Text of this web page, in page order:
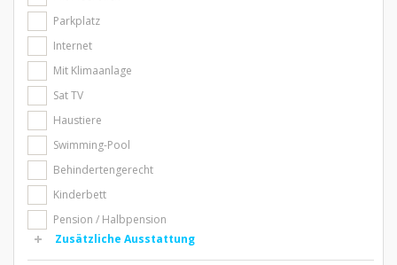
Parkplatz
Internet
Mit Klimaanlage
Sat TV
Haustiere
Swimming-Pool
Behindertengerecht
Kinderbett
Pension / Halbpension
Zusätzliche Ausstattung